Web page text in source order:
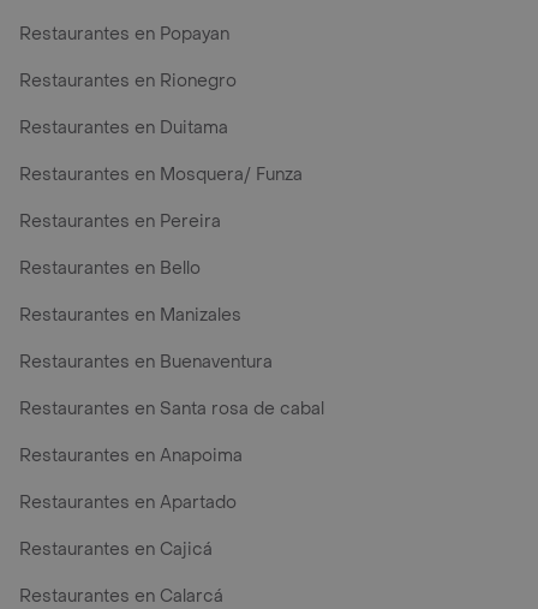
Restaurantes en Popayan
Restaurantes en Rionegro
Restaurantes en Duitama
Restaurantes en Mosquera/ Funza
Restaurantes en Pereira
Restaurantes en Bello
Restaurantes en Manizales
Restaurantes en Buenaventura
Restaurantes en Santa rosa de cabal
Restaurantes en Anapoima
Restaurantes en Apartado
Restaurantes en Cajicá
Restaurantes en Calarcá